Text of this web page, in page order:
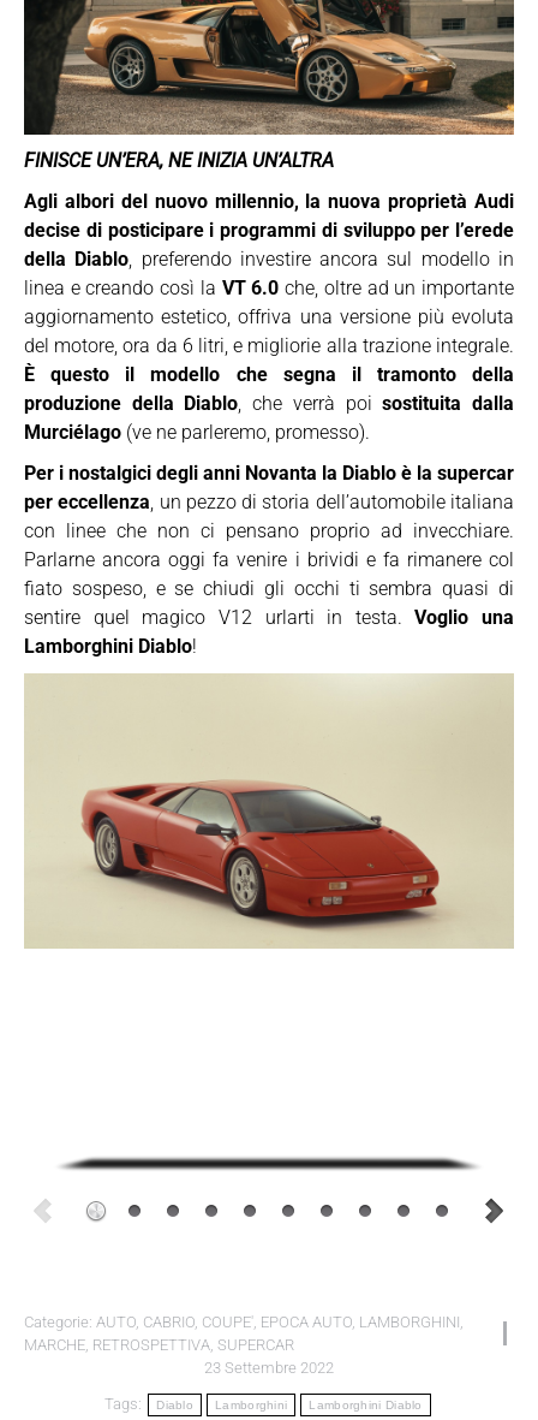
FINISCE UN’ERA, NE INIZIA UN’ALTRA
Agli albori del nuovo millennio, la nuova proprietà Audi
decise di posticipare i programmi di sviluppo per l’erede
della Diablo , preferendo investire ancora sul modello in
linea e creando così la VT 6.0 che, oltre ad un importante
aggiornamento estetico, offriva una versione più evoluta
del motore, ora da 6 litri, e migliorie alla trazione integrale.
È questo il modello che segna il tramonto della
produzione della Diablo , che verrà poisostituita dalla
Murciélago (ve ne parleremo, promesso).
Per i nostalgici degli anni Novanta la Diablo è la supercar
per eccellenza , un pezzo di storia dell’automobile italiana
con linee che non ci pensano proprio ad invecchiare.
Parlarne ancora oggi fa venire i brividi e fa rimanere col
fiato sospeso, e se chiudi gli occhi ti sembra quasi di
sentire quel magico V12 urlarti in testa.Voglio una
Lamborghini Diablo!
Categorie: AUTO CABRIO COUPE' EPOCA AUTO LAMBORGHINI
MARCHE RETROSPETTIVA SUPERCAR
23 Settembre 2022
Tags: Diablo Lamborghini Lamborghini Diablo